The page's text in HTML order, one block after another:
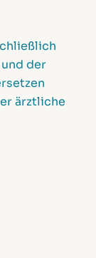
der
ärztliche